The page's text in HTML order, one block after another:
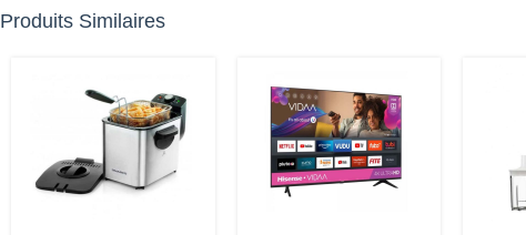
Produits Similaires